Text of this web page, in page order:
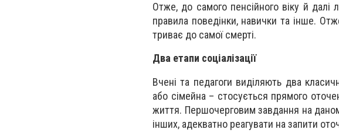
Отже, до самого пенсійного віку й
правила поведінки, навички та інше.
триває до самої смерті.
Два етапи соціалізації
Вчені та педагоги виділяють два
або сімейна – стосується прямого
життя. Першочерговим завдання на
інших, адекватно реагувати на запити